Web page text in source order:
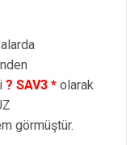
? SAV3 * olarak
görmüştür.